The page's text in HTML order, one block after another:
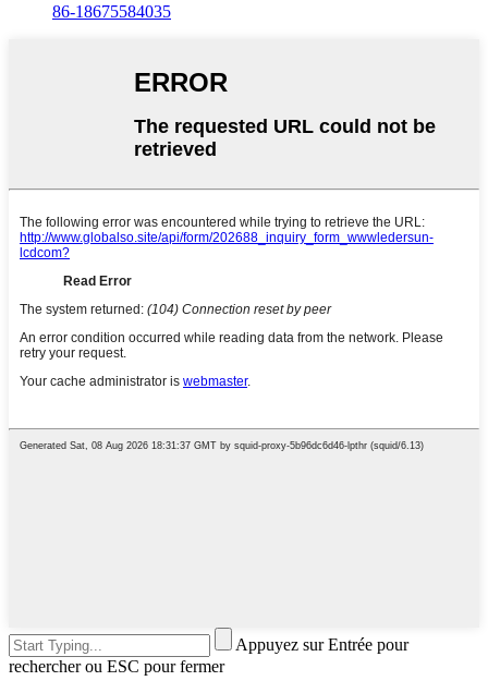
86-18675584035
Appuyez sur Entrée pour
rechercher ou ESC pour fermer